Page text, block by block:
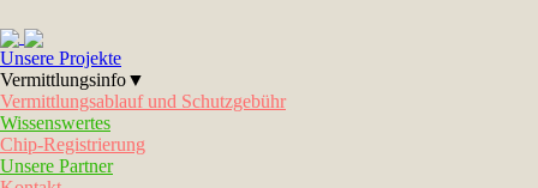
Unsere Projekte
Vermittlungsinfo▼
Vermittlungsablauf und Schutzgebühr
Wissenswertes
Chip-Registrierung
Unsere Partner